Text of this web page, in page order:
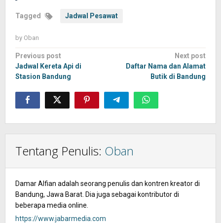
Tagged Jadwal Pesawat
by Oban
Post
navigation
Previous post
Jadwal Kereta Api di
Stasion Bandung
Next post
Daftar Nama dan Alamat
Butik di Bandung
Tentang Penulis: Oban
Damar Alfian adalah seorang penulis dan kontren kreator di
Bandung, Jawa Barat. Dia juga sebagai kontributor di
beberapa media online.
https://www.jabarmedia.com